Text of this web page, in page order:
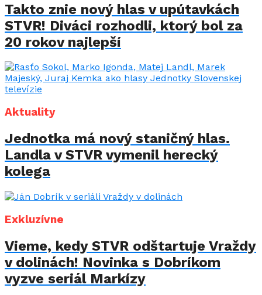
Takto znie nový hlas v upútavkách
STVR! Diváci rozhodli, ktorý bol za
20 rokov najlepší
Aktuality
Jednotka má nový staničný hlas.
Landla v STVR vymenil herecký
kolega
Exkluzívne
Vieme, kedy STVR odštartuje Vraždy
v dolinách! Novinka s Dobríkom
vyzve seriál Markízy